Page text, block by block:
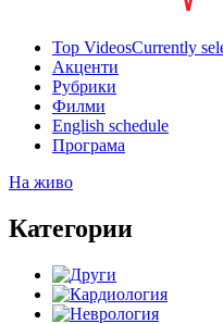
Top VideosCurrently
Акценти
Рубрики
Филми
English schedule
Програма
На живо
Категории